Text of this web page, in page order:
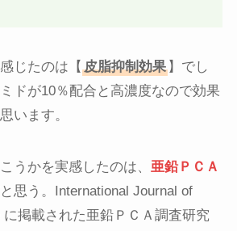
じたのは【 皮脂抑制効果】でし
ドが10％配合と高濃度なので効果
います。
うかを実感したのは、 亜鉛ＰＣＡ
思う。International Journal of
掲載された亜鉛ＰＣＡ調査研究